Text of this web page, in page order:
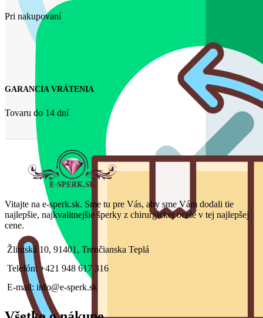
Pri nakupovaní
GARANCIA VRÁTENIA
Tovaru do 14 dní
Vitajte na e-sperk.sk. Sme tu pre Vás, aby sme Vám dodali tie
najlepšie, najkvalitnejšie šperky z chirurgickej ocele v tej najlepšej
cene.
Žliniská 10, 91401, Trenčianska Teplá
Telefón: +421 948 617 316
E-mail: info@e-sperk.sk